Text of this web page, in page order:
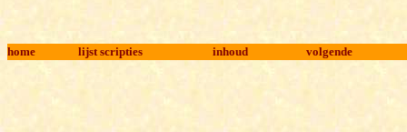
home lijst scripties inhoud volgende